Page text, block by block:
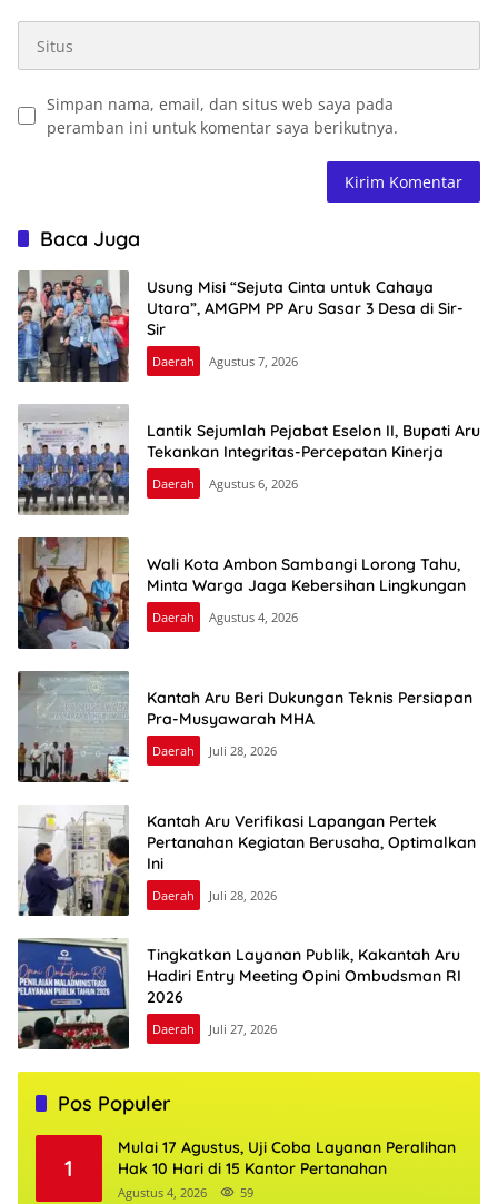
Simpan nama, email, dan situs web saya pada
peramban ini untuk komentar saya berikutnya.
Baca Juga
Usung Misi “Sejuta Cinta untuk Cahaya
Utara”, AMGPM PP Aru Sasar 3 Desa di Sir-
Sir
Daerah Agustus 7, 2026
Lantik Sejumlah Pejabat Eselon II, Bupati Aru
Tekankan Integritas-Percepatan Kinerja
Daerah Agustus 6, 2026
Wali Kota Ambon Sambangi Lorong Tahu,
Minta Warga Jaga Kebersihan Lingkungan
Daerah Agustus 4, 2026
Kantah Aru Beri Dukungan Teknis Persiapan
Pra-Musyawarah MHA
Daerah Juli 28, 2026
Kantah Aru Verifikasi Lapangan Pertek
Pertanahan Kegiatan Berusaha, Optimalkan
Ini
Daerah Juli 28, 2026
Tingkatkan Layanan Publik, Kakantah Aru
Hadiri Entry Meeting Opini Ombudsman RI
2026
Daerah Juli 27, 2026
Pos Populer
1
Mulai 17 Agustus, Uji Coba Layanan Peralihan
Hak 10 Hari di 15 Kantor Pertanahan
Agustus 4, 2026 59